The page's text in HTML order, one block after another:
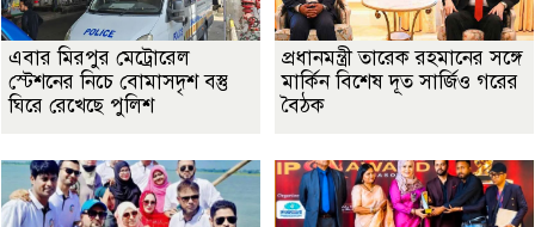
এবার মিরপুর মেট্রোরেল
স্টেশনের নিচে বোমাসদৃশ বস্তু
ঘিরে রেখেছে পুলিশ
প্রধানমন্ত্রী তারেক রহমানের সঙ্গে
মার্কিন বিশেষ দূত সার্জিও গরের
বৈঠক